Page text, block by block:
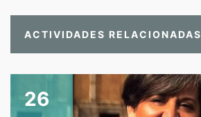
ACTIVIDADES RELACIONADAS
26